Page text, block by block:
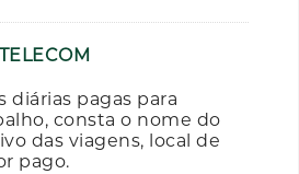
diárias pagas para
consta o nome do
das viagens, local de
pago.